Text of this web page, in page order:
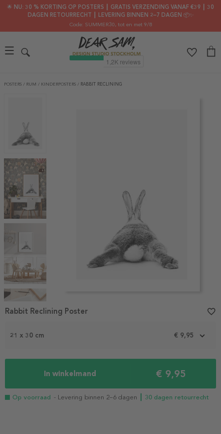
🌟 NU: 30 % KORTING OP POSTERS ┃ GRATIS VERZENDING VANAF €39 ┃ 30
DAGEN RETOURRECHT ┃ LEVERING BINNEN 2–7 DAGEN 📦✨
Code: SUMMER30, tot en met 9/8
POSTERS / RUM / KINDERPOSTERS / RABBIT RECLINING
1
21 x 30 cm € 9,95
In winkelmand € 9,95
Op voorraad - Levering binnen 2–6 dagen ┃ 30 dagen retourrecht
Rabbit Reclining Poster favorite_border